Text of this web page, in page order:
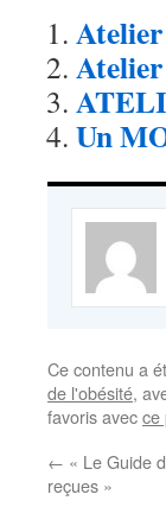
Un
Ce contenu a
de l'obésité,
favoris avecce
← « Le Guide
reçues »